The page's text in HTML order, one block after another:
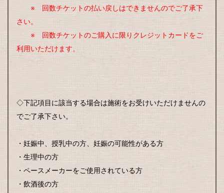
※ 回数チケットの払い戻しはできませんのでご了承下
さい。
※ 回数チケットのご購入に限りクレジットカードをご
利用いただけます。
◇下記項目に該当する場合は施術をお受けいただけませんの
でご了承下さい。
・妊娠中、授乳中の方、妊娠の可能性がある方
・生理中の方
・ペースメーカーをご使用されている方
・飲酒後の方